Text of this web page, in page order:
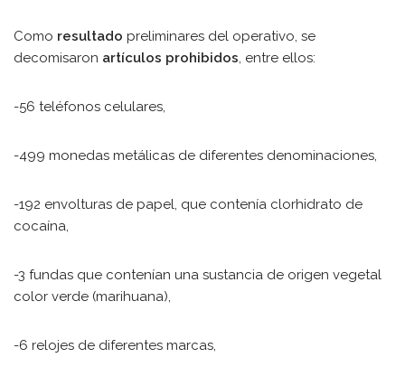
Como resultado preliminares del operativo, se
decomisaron artículos prohibidos, entre ellos:
-56 teléfonos celulares,
-499 monedas metálicas de diferentes denominaciones,
-192 envolturas de papel, que contenía clorhidrato de
cocaína,
-3 fundas que contenían una sustancia de origen vegetal
color verde (marihuana),
-6 relojes de diferentes marcas,